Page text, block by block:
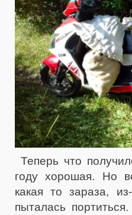
Теперь что
году хорошая. Но
какая то зараза,
пыталась